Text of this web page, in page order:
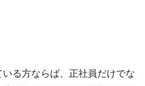
る方ならば、正社員だけでな